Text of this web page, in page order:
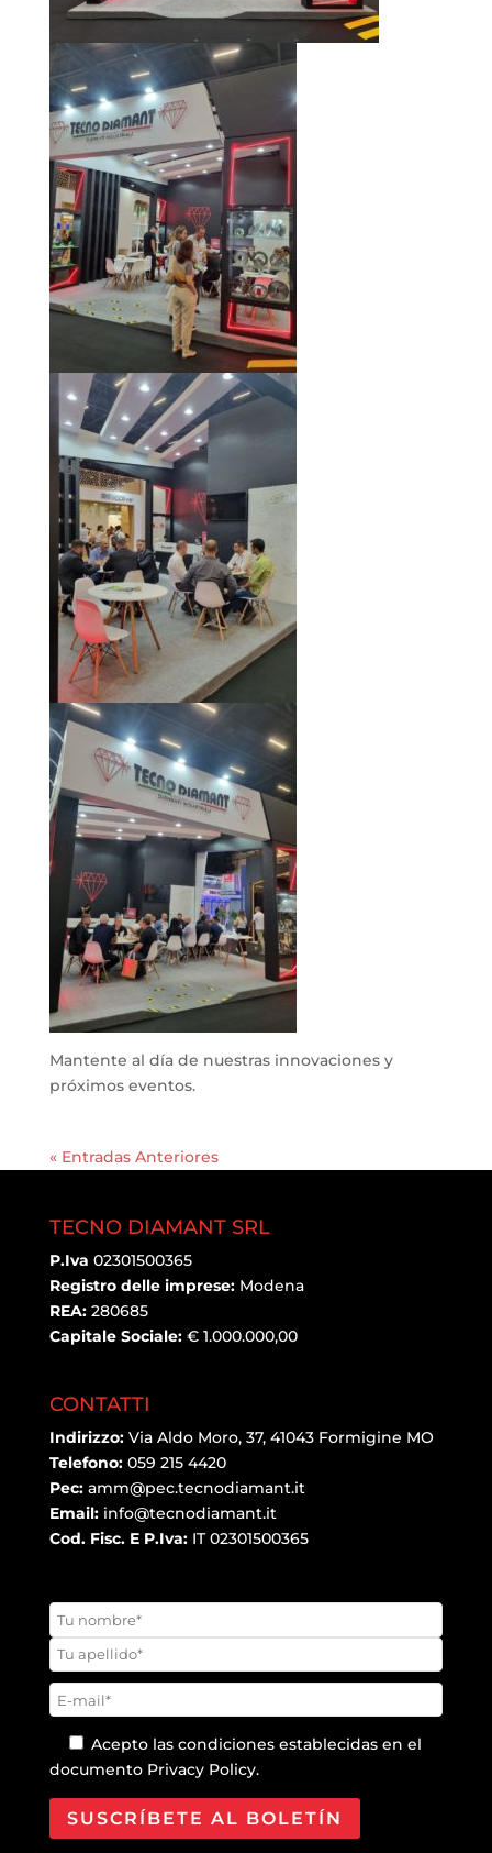
Mantente al día de nuestras innovaciones y
próximos eventos.
« Entradas Anteriores
TECNO DIAMANT SRL
P.Iva 02301500365
Registro delle imprese:Modena
REA:280685
Capitale Sociale: € 1.000.000,00
CONTATTI
Indirizzo: Via Aldo Moro, 37, 41043 Formigine MO
Telefono: 059 215 4420
Pec: amm@pec.tecnodiamant.it
Email: info@tecnodiamant.it
Cod. Fisc. E P.Iva:IT 02301500365
Acepto las condiciones establecidas en el
documento Privacy Policy.